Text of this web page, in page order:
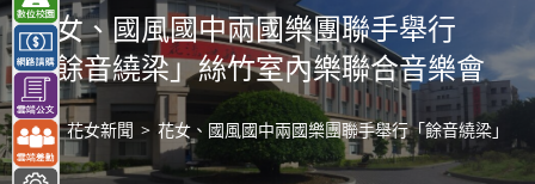
容 花女、國風國中兩國樂團聯手舉行
「餘音繞梁」絲竹室內樂聯合音樂會
> 花女新聞 > 花女、國風國中兩國樂團聯手舉行「餘音繞梁」絲